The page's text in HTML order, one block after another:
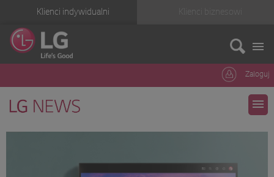
Klienci indywidualni
Zaloguj